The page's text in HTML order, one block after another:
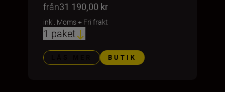
från31 190,00 kr
inkl. Moms+ Fri frakt
1 paket
BUTIK